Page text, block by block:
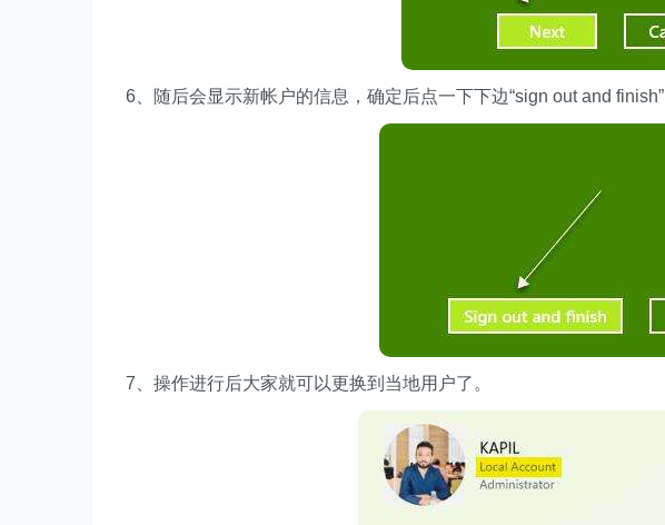
6、随后会显示新帐户的信息，确定后点一下下边“sign out and finish”
7、操作进行后大家就可以更换到当地用户了。